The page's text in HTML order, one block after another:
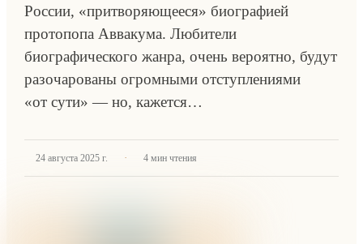
России, «притворяющееся» биографией
протопопа Аввакума. Любители
биографического жанра, очень вероятно, будут
разочарованы огромными отступлениями
«от сути» — но, кажется…
24 августа 2025 г. · 4 мин чтения